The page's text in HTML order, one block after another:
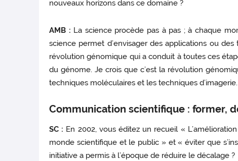
nouveaux horizons dans ce domaine ?
AMB : La science procède pas à pas ; à chaque
science permet d’envisager des applications ou
révolution génomique qui a conduit à toutes ces
du génome. Je crois que c’est la révolution
techniques moléculaires et les techniques d’imagerie.
Communication scientifique : former,
SC : En 2002, vous éditez un recueil «
monde scientifique et le public » et « éviter que
initiative a permis à l’époque de réduire le décalage ?